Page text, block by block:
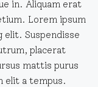
in. Aliquam erat
Lorem ipsum
Suspendisse
placerat
mattis purus
elit a tempus.